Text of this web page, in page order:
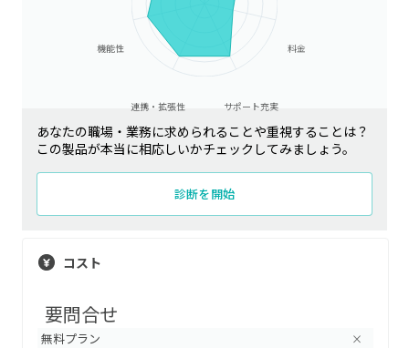
料金
サポート充実
連携・拡張性
機能性
あなたの職場・業務に求められることや重視することは？
この製品が本当に相応しいかチェックしてみましょう。
診断を開始
コスト
要問合せ
無料プラン ×